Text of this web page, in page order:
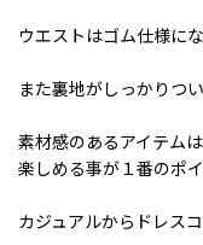
ウエストはゴム仕様に
また裏地がしっかりつ
素材感のあるアイテム
楽しめる事が１番のポイ
カジュアルからドレス